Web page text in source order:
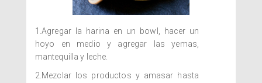
1.Agregar la harina en un bowl, hacer un
hoyo en medio y agregar las yemas,
mantequilla y leche.
2.Mezclar los productos y amasar hasta